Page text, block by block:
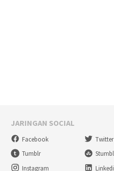
JARINGAN SOCIAL
Facebook Twitter
Tumblr
Instagram